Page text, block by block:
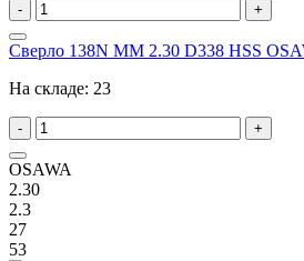
- +
Сверло 138N MM 2.30 D338 HSS
На складе: 23
- +
OSAWA
2.30
2.3
27
53